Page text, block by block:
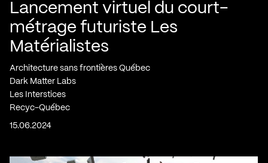
Lancement virtuel du court-
métrage futuriste Les
Matérialistes
Architecture sans frontières Québec
Dark Matter Labs
Les Interstices
Recyc-Québec
15.06.2024